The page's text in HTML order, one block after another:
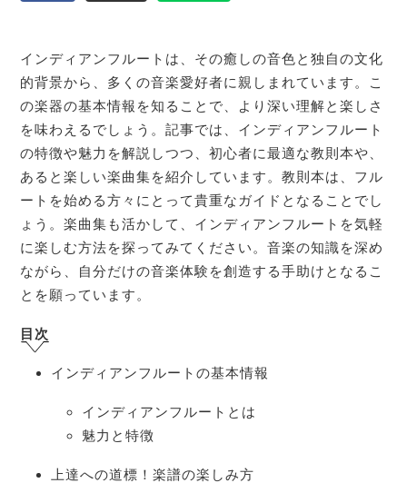
インディアンフルートは、その癒しの音色と独自の文化
的背景から、多くの音楽愛好者に親しまれています。こ
の楽器の基本情報を知ることで、より深い理解と楽しさ
を味わえるでしょう。記事では、インディアンフルート
の特徴や魅力を解説しつつ、初心者に最適な教則本や、
あると楽しい楽曲集を紹介しています。教則本は、フル
ートを始める方々にとって貴重なガイドとなることでし
ょう。楽曲集も活かして、インディアンフルートを気軽
に楽しむ方法を探ってみてください。音楽の知識を深め
ながら、自分だけの音楽体験を創造する手助けとなるこ
とを願っています。
目次
インディアンフルートの基本情報
インディアンフルートとは
魅力と特徴
上達への道標！楽譜の楽しみ方